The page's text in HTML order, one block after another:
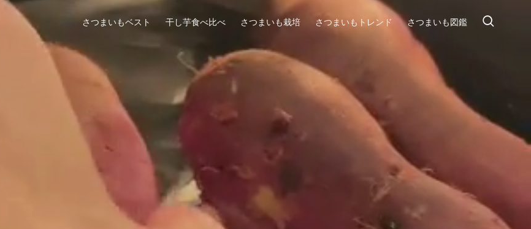
さつまいもベスト 干し芋食べ比べ さつまいも栽培 さつまいもトレンド さつまいも図鑑